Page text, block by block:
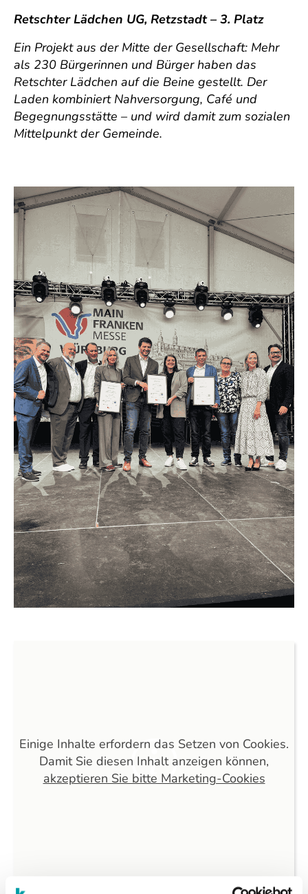
Retschter Lädchen UG, Retzstadt – 3. Platz
Ein Projekt aus der Mitte der Gesellschaft: Mehr
als 230 Bürgerinnen und Bürger haben das
Retschter Lädchen auf die Beine gestellt. Der
Laden kombiniert Nahversorgung, Café und
Begegnungsstätte – und wird damit zum sozialen
Mittelpunkt der Gemeinde.
Einige Inhalte erfordern das Setzen von Cookies.
Damit Sie diesen Inhalt anzeigen können,
akzeptieren Sie bitte Marketing-Cookies